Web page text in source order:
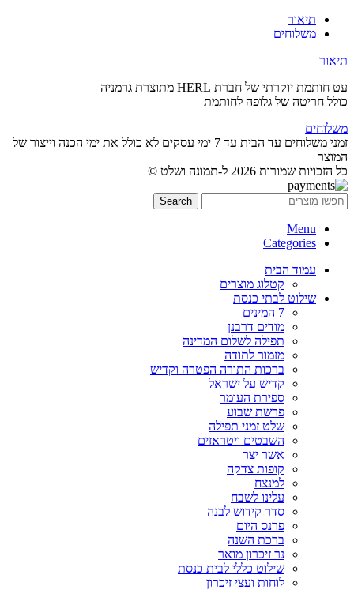
תיאור
משלוחים
תיאור
עט חותמת יוקרתי של חברת HERL מתוצרת גרמניה
כולל חריטה של גלופה לחותמת
משלוחים
זמני משלוחים עד הבית עד 7 ימי עסקים לא כולל את ימי הכנה וייצור של
המוצר
כל הזכויות שמורות 2026 ל-תמונה ושלט ©
Search
Menu
Categories
עמוד הבית
קטלוג מוצרים
שילוט לבתי כנסת
7 המינים
מודים דרבנן
תפילה לשלום המדינה
מזמור לתודה
ברכות התורה הפטרה וקדיש
קדיש על ישראל
ספירת העומר
פרשת שבוע
שלט זמני תפילה
השבטים ויטראזים
אשר יצר
קופות צדקה
למנצח
עלינו לשבח
סדר קידוש לבנה
פרנס היום
ברכת השנה
נר זיכרון מואר
שילוט כללי לבית כנסת
לוחות ועצי זיכרון